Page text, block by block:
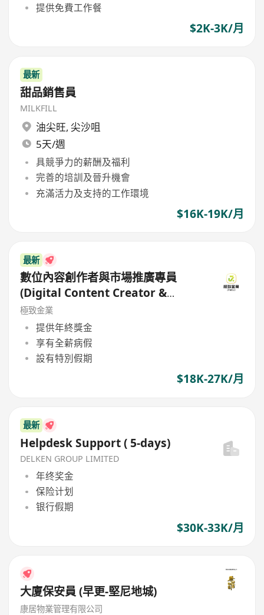
提供免費工作餐
$2K-3K/月
最新
甜品銷售員
MILKFILL
油尖旺, 尖沙咀
5天/週
具競爭力的薪酬及福利
完善的培訓及晉升機會
充滿活力及支持的工作環境
$16K-19K/月
最新
數位內容創作者與市場推廣專員
(Digital Content Creator &
Marketing Specialist)
極致金業
提供年終獎金
享有全薪病假
設有特別假期
$18K-27K/月
最新
Helpdesk Support ( 5-days)
DELKEN GROUP LIMITED
年终奖金
保险计划
银行假期
$30K-33K/月
大廈保安員 (早更-堅尼地城)
康居物業管理有限公司